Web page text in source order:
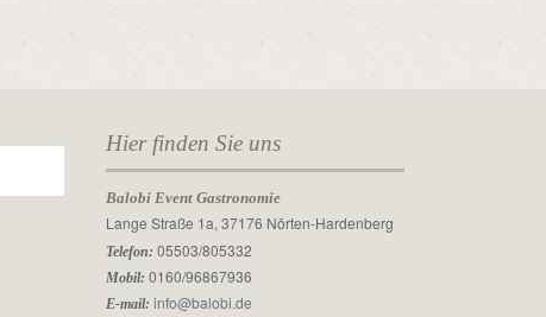
Hier finden Sie uns
Balobi Event Gastronomie
Lange Straße 1a, 37176 Nörten-Hardenberg
Telefon: 05503/805332
Mobil: 0160/96867936
E-mail: info@balobi.de